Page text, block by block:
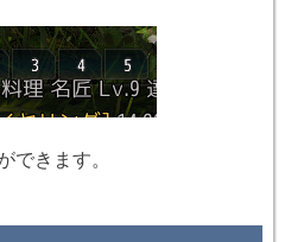
できます。